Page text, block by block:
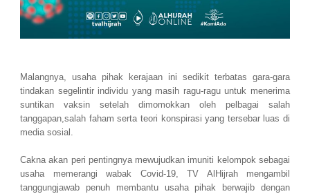
Malangnya, usaha pihak kerajaan ini sedikit terbatas gara-gara
tindakan segelintir individu yang masih ragu-ragu untuk menerima
suntikan vaksin setelah dimomokkan oleh pelbagai salah
tanggapan,salah faham serta teori konspirasi yang tersebar luas di
media sosial.
Cakna akan peri pentingnya mewujudkan imuniti kelompok sebagai
usaha memerangi wabak Covid-19, TV AlHijrah mengambil
tanggungjawab penuh membantu usaha pihak berwajib dengan